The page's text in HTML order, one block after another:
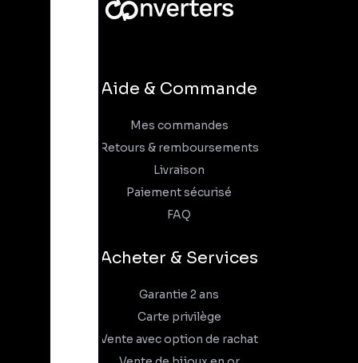
Aide & Commande
Mes commandes
Retours & remboursements
Livraison
Paiement sécurisé
FAQ
Acheter & Services
Garantie 2 ans
Carte privilège
Vente avec option de rachat